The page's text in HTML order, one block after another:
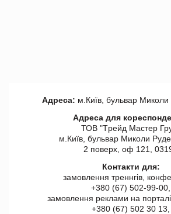
Адреса: м.Київ, бульвар
Адреса для
ТОВ "Tрейд Мастер
м.Київ, бульвар Миколи
2 поверх, оф 121,
Контакти для:
замовлення треннгів,
+380 (67) 502-99-00,
замовлення реклами на
+380 (67) 502 30 13,